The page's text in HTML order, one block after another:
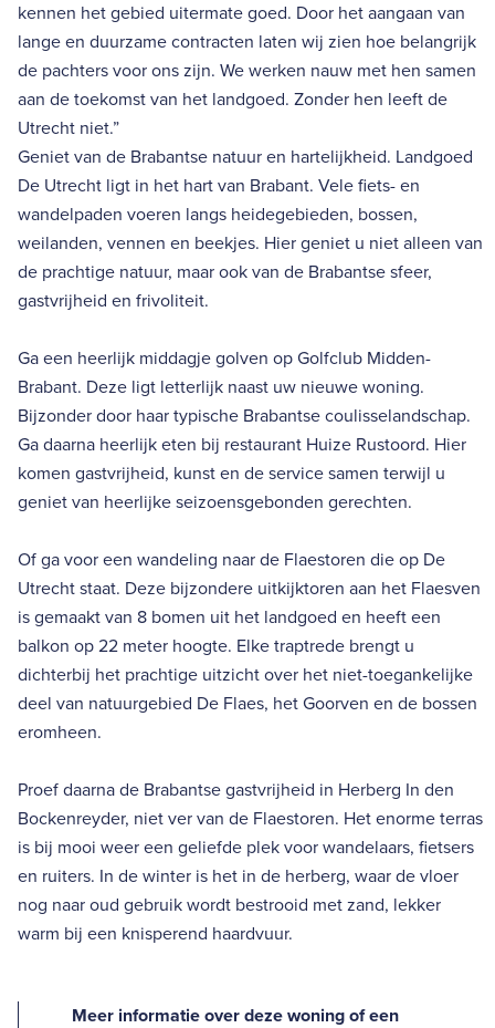
kennen het gebied uitermate goed. Door het aangaan van
lange en duurzame contracten laten wij zien hoe belangrijk
de pachters voor ons zijn. We werken nauw met hen samen
aan de toekomst van het landgoed. Zonder hen leeft de
Utrecht niet.”
Geniet van de Brabantse natuur en hartelijkheid. Landgoed
De Utrecht ligt in het hart van Brabant. Vele fiets- en
wandelpaden voeren langs heidegebieden, bossen,
weilanden, vennen en beekjes. Hier geniet u niet alleen van
de prachtige natuur, maar ook van de Brabantse sfeer,
gastvrijheid en frivoliteit.
Ga een heerlijk middagje golven op Golfclub Midden-
Brabant. Deze ligt letterlijk naast uw nieuwe woning.
Bijzonder door haar typische Brabantse coulisselandschap.
Ga daarna heerlijk eten bij restaurant Huize Rustoord. Hier
komen gastvrijheid, kunst en de service samen terwijl u
geniet van heerlijke seizoensgebonden gerechten.
Of ga voor een wandeling naar de Flaestoren die op De
Utrecht staat. Deze bijzondere uitkijktoren aan het Flaesven
is gemaakt van 8 bomen uit het landgoed en heeft een
balkon op 22 meter hoogte. Elke traptrede brengt u
dichterbij het prachtige uitzicht over het niet-toegankelijke
deel van natuurgebied De Flaes, het Goorven en de bossen
eromheen.
Proef daarna de Brabantse gastvrijheid in Herberg In den
Bockenreyder, niet ver van de Flaestoren. Het enorme terras
is bij mooi weer een geliefde plek voor wandelaars, fietsers
en ruiters. In de winter is het in de herberg, waar de vloer
nog naar oud gebruik wordt bestrooid met zand, lekker
warm bij een knisperend haardvuur.
Meer informatie over deze woning of een